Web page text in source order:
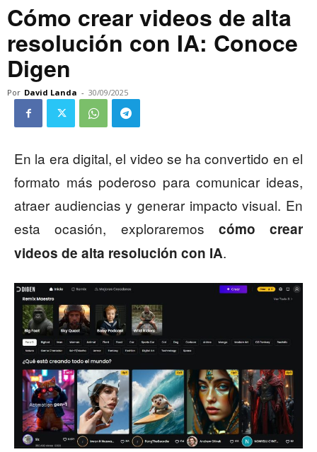
Cómo crear videos de alta
resolución con IA: Conoce
Digen
Por David Landa - 30/09/2025
En la era digital, el video se ha convertido en el
formato más poderoso para comunicar ideas,
atraer audiencias y generar impacto visual. En
esta ocasión, exploraremos cómo crear
videos de alta resolución con IA.